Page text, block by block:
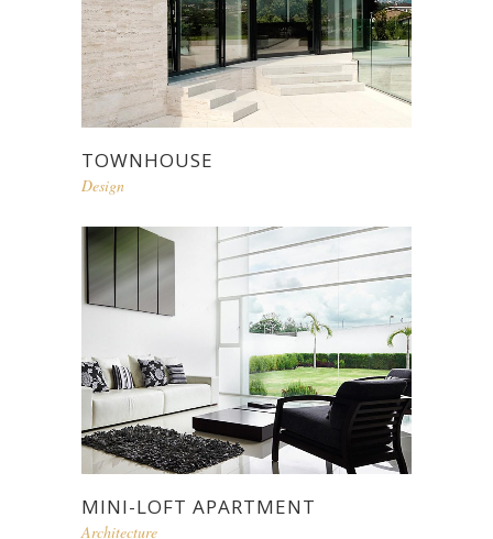
TOWNHOUSE
Design
MINI-LOFT APARTMENT
Architecture